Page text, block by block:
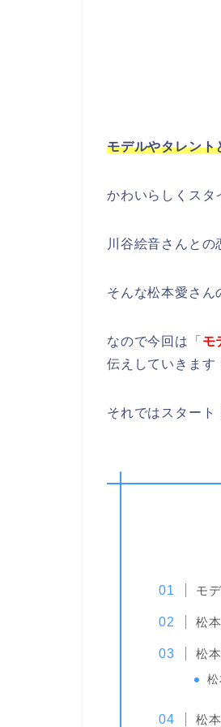
モデルやタレント
かわいらしくスタ
川谷絵音さんとの
そんな松本愛さん
なので今回は「 モ
伝えしていきます
それではスタート
モ
松
松
松